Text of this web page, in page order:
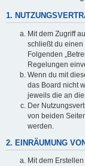
1.
Mit dem Zugriff
schließt du einen
Folgenden
Regelungen
Wenn du mit
das Board nicht
jeweils die an
Der
von beiden
werden.
2. EINRÄUMUNG
Mit dem